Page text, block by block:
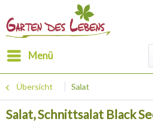
Menü
Übersicht Salat
Salat, Schnittsalat Black